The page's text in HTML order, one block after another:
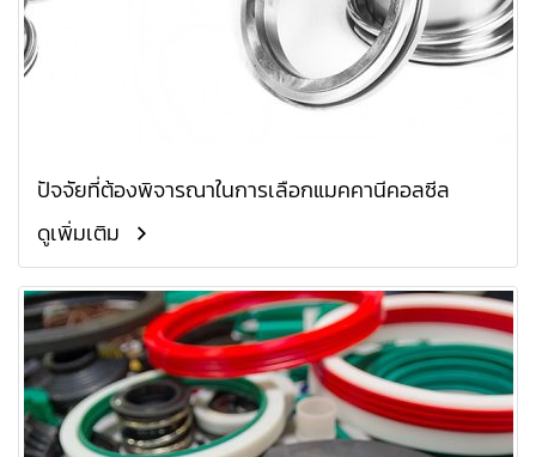
ปัจจัยที่ต้องพิจารณาในการเลือกแมคคานีคอลซีล
ดูเพิ่มเติม